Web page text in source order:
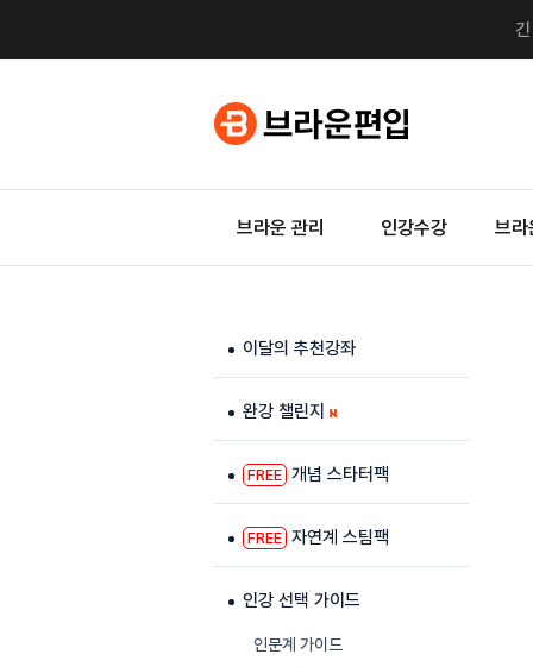
브라운 관리 인강수강 브라
이달의 추천강좌
완강 챌린지
FREE 개념 스타터팩
FREE 자연계 스팀팩
인강 선택 가이드
인문계 가이드